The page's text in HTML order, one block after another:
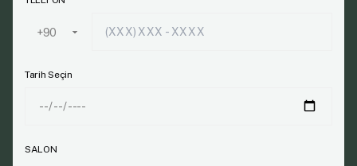
Tarih Seçin
SALON